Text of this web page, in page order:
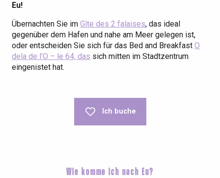
Eu!
Übernachten Sie im Gîte des 2 falaises, das ideal
gegenüber dem Hafen und nahe am Meer gelegen ist,
oder entscheiden Sie sich für das Bed and Breakfast O
dela de l’O – le 64, das sich mitten im Stadtzentrum
eingenistet hat.
Ich buche
Wie komme ich nach Eu?